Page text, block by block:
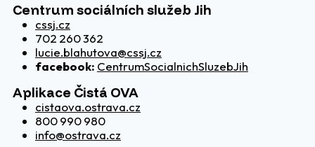
Centrum sociálních služeb Jih
cssj.cz
702 260 362
lucie.blahutova@cssj.cz
facebook: CentrumSocialnichSluzebJih
Aplikace Čistá OVA
cistaova.ostrava.cz
800 990 980
info@ostrava.cz